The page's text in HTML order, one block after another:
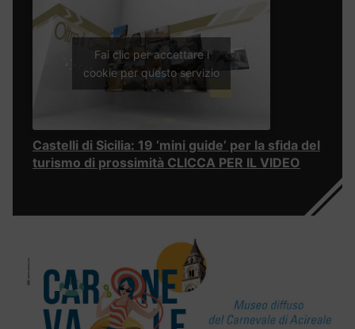
Fai clic per accettare i
cookie per questo servizio
Castelli di Sicilia: 19 ‘mini guide’ per la sfida del
turismo di prossimità CLICCA PER IL VIDEO